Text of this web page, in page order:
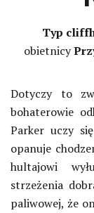
Typ
obietnicy
Dotyczy to
bohaterowie
Parker uczy
opanuje
hultajowi
strzeżenia
paliwowej, że